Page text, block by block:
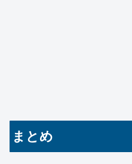
まとめ